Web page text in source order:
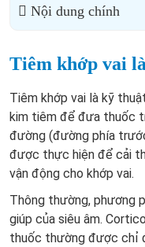
Nội dung chính
Tiêm khớp vai
Tiêm khớp vai là kỹ
kim tiêm để đưa thuốc
đường (đường phía
được thực hiện để cải
vận động cho khớp vai.
Thông thường, phương
giúp của siêu âm.
thuốc thường được chỉ